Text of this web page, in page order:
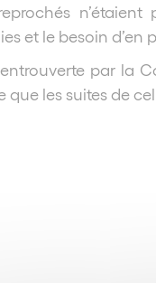
et le besoin
par la
que les suites de